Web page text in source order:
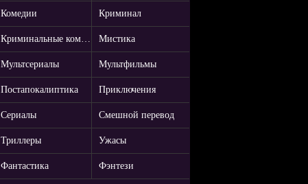
Комедии Криминал
Криминальные комедии Мистика
Мультсериалы Мультфильмы
Постапокалиптика Приключения
Сериалы Смешной перевод
Триллеры Ужасы
Фантастика Фэнтези